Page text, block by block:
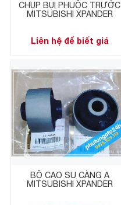
CHỤP BỤI PHUỘC TRƯỚC
MITSUBISHI XPANDER
Liên hệ để biết giá
BỘ CAO SU CÀNG A
MITSUBISHI XPANDER